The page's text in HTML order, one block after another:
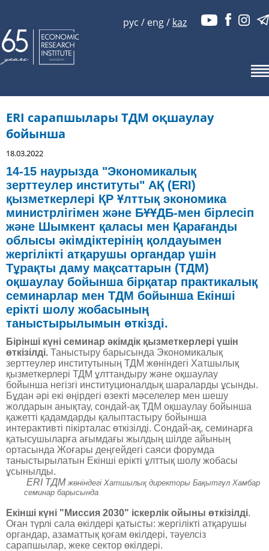
рус / eng/ kaz
ERI сарапшылары ТДМ оқшаулау
бойынша
18.03.2022
14-15 наурызда "Экономикалық
зерттеулер институты" АҚ (ERI)
қызметкерлері ҚР Ұлттық экономика
министрлігімен және БҰҰДБ-мен бірлесіп
және Шымкент қаласы мен Қарағанды
облысы әкімдіктерінің қолдауымен
жергілікті атқарушы органдар үшін
Тұрақты даму мақсаттарын (ТДМ)
оқшаулау бойынша бірқатар практикалық
семинарлар мен ТДМ бойынша Екінші
ерікті шолу жобасының
таныстырылымын өткізді.
Бірінші күні семинар әкімдік қызметкерлері үшін
өткізілді. Таныстыру барысында Экономикалық
зерттеулер институтының ТДМ жөніндегі Хатшылық
қызметкерлері ТДМ ұлттандыру және оқшаулау
бойынша негізгі институционалдық шараларды ұсынды.
Бұдан әрі екі өңірдегі өзекті мәселелер мен шешу
жолдарын анықтау, сондай-ақ ТДМ оқшаулау бойынша
қажетті қадамдарды қалыптастыру бойынша
интерактивті пікірталас өткізілді. Сондай-ақ, семинарға
қатысушыларға ағымдағы жылдың шілде айының
ортасында Жоғары деңгейдегі саяси форумда
таныстырылатын Екінші ерікті ұлттық шолу жобасы
ұсынылды.
ERI ТДМ жөніндегі Хатшылық директоры Бақытгүл Хамбар
семинар барысында
Екінші күні "Миссия 2030" іскерлік ойыны өткізілді.
Оған түрлі сала өкілдері қатысты: жергілікті атқарушы
органдар, азаматтық қоғам өкілдері, тәуелсіз
сарапшылар, жеке сектор өкілдері.